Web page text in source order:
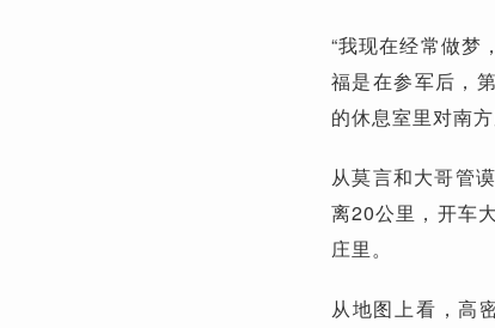
“我现在经常做梦
福是在参军后，
的休息室里对南方
从莫言和大哥管
离20公里，开车
庄里。
从地图上看，高